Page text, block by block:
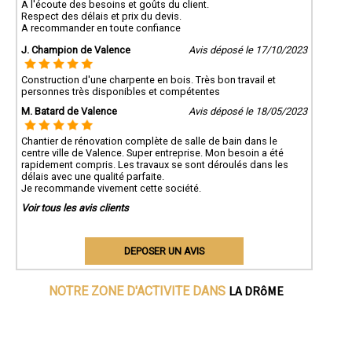
A l'écoute des besoins et goûts du client.
Respect des délais et prix du devis.
A recommander en toute confiance
J. Champion de Valence
Avis déposé le 17/10/2023
Construction d'une charpente en bois. Très bon travail et
personnes très disponibles et compétentes
M. Batard de Valence
Avis déposé le 18/05/2023
Chantier de rénovation complète de salle de bain dans le
centre ville de Valence. Super entreprise. Mon besoin a été
rapidement compris. Les travaux se sont déroulés dans les
délais avec une qualité parfaite.
Je recommande vivement cette société.
Voir tous les avis clients
DEPOSER UN AVIS
NOTRE ZONE D'ACTIVITE DANS LA DRôME